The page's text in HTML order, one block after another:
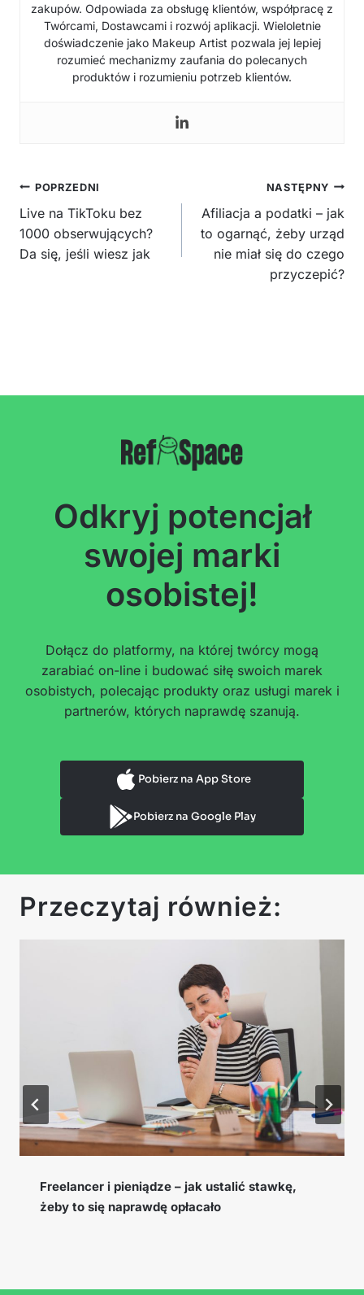
zakupów. Odpowiada za obsługę klientów, współpracę z
Twórcami, Dostawcami i rozwój aplikacji. Wieloletnie
doświadczenie jako Makeup Artist pozwala jej lepiej
rozumieć mechanizmy zaufania do polecanych
produktów i rozumieniu potrzeb klientów.
Nawigacja
wpisu
POPRZEDNI
Live na TikToku bez
1000 obserwujących?
Da się, jeśli wiesz jak
NASTĘPNY
Afiliacja a podatki – jak
to ogarnąć, żeby urząd
nie miał się do czego
przyczepić?
Odkryj potencjał
swojej marki
osobistej!
Dołącz do platformy, na której twórcy mogą
zarabiać on-line i budować siłę swoich marek
osobistych, polecając produkty oraz usługi marek i
partnerów, których naprawdę szanują.
Pobierz na App Store
Pobierz na Google Play
Przeczytaj również:
Freelancer i pieniądze – jak ustalić stawkę,
żeby to się naprawdę opłacało